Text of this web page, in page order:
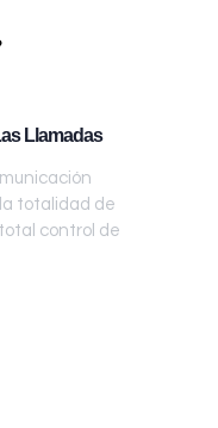
Llamadas
totalidad de
control de